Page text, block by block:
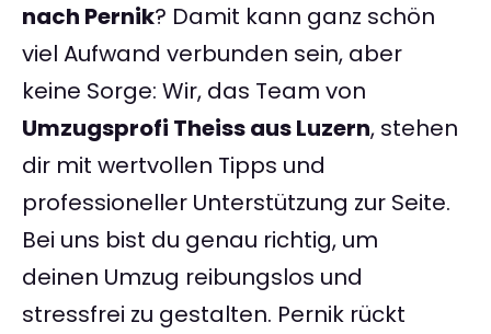
nach Pernik? Damit kann ganz schön
viel Aufwand verbunden sein, aber
keine Sorge: Wir, das Team von
Umzugsprofi Theiss aus Luzern, stehen
dir mit wertvollen Tipps und
professioneller Unterstützung zur Seite.
Bei uns bist du genau richtig, um
deinen Umzug reibungslos und
stressfrei zu gestalten. Pernik rückt